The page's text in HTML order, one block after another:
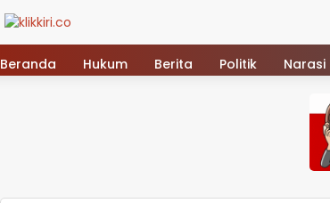
Beranda Hukum Berita Politik Narasi